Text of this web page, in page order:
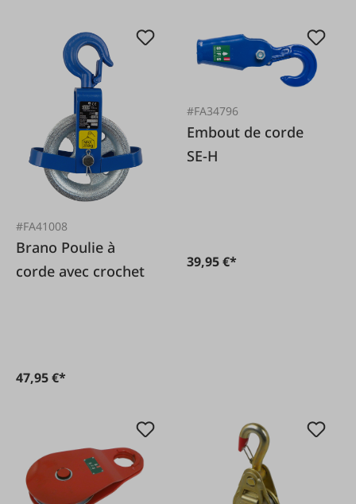
#FA41008
Brano Poulie à
corde avec crochet
47,95 €*
#FA34796
Embout de corde
SE-H
39,95 €*